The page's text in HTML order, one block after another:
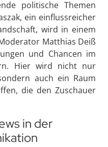
politische Themen
ein einflussreicher
wird in einem
Matthias Deiß
und Chancen im
Hier wird nicht nur
auch ein Raum
die den Zuschauer
in der